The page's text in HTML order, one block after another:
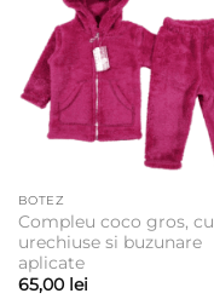
BOTEZ
Compleu coco gros, cu
urechiuse si buzunare
aplicate
65,00 lei